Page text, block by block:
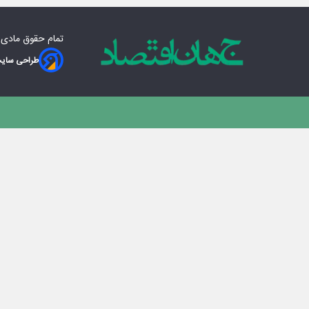
تمام حقوق
طراحی